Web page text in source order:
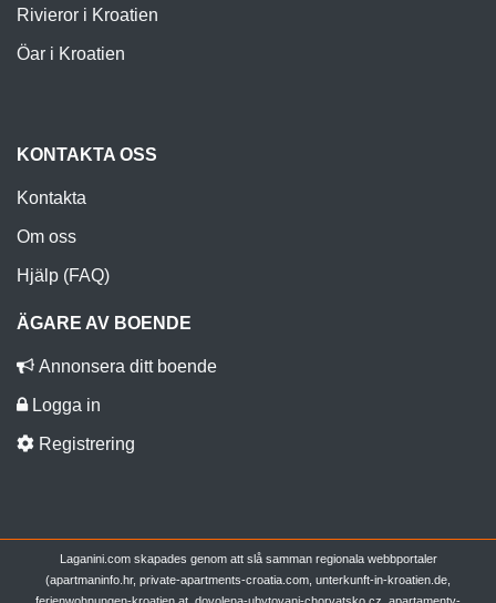
Rivieror i Kroatien
Öar i Kroatien
KONTAKTA OSS
Kontakta
Om oss
Hjälp (FAQ)
ÄGARE AV BOENDE
Annonsera ditt boende
Logga in
Registrering
Laganini.com skapades genom att slå samman regionala webbportaler
(apartmaninfo.hr, private-apartments-croatia.com, unterkunft-in-kroatien.de,